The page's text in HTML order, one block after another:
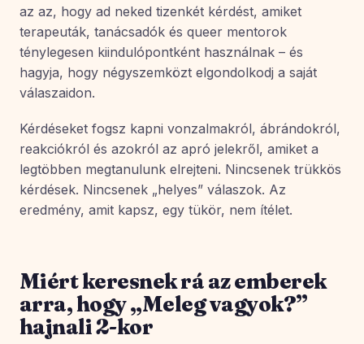
az az, hogy ad neked tizenkét kérdést, amiket
terapeuták, tanácsadók és queer mentorok
ténylegesen kiindulópontként használnak – és
hagyja, hogy négyszemközt elgondolkodj a saját
válaszaidon.
Kérdéseket fogsz kapni vonzalmakról, ábrándokról,
reakciókról és azokról az apró jelekről, amiket a
legtöbben megtanulunk elrejteni. Nincsenek trükkös
kérdések. Nincsenek „helyes” válaszok. Az
eredmény, amit kapsz, egy tükör, nem ítélet.
Miért keresnek rá az emberek
arra, hogy „Meleg vagyok?”
hajnali 2-kor